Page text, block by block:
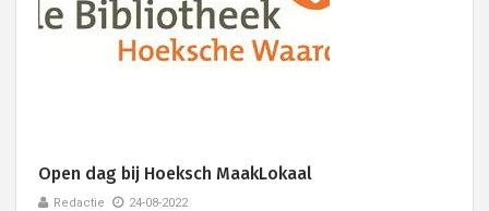
Open dag bij Hoeksch MaakLokaal
Redactie 24-08-2022